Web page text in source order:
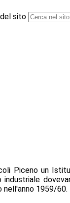
sito
Piceno un
industriale
1959/60.